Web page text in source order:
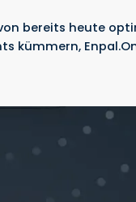
bereits heute
kümmern,